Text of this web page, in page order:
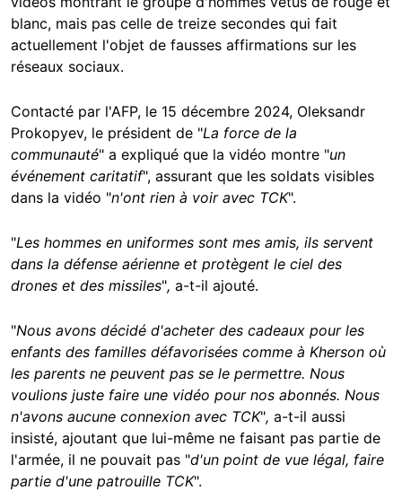
blanc, mais pas celle de treize secondes qui fait
actuellement l'objet de fausses affirmations sur les
réseaux sociaux.
Contacté par l'AFP, le 15 décembre 2024, Oleksandr
Prokopyev, le président de "La force de la
communauté" a expliqué que la vidéo montre "un
événement caritatif", assurant que les soldats visibles
dans la vidéo "n'ont rien à voir avec TCK".
"Les hommes en uniformes sont mes amis, ils servent
dans la défense aérienne et protègent le ciel des
drones et des missiles", a-t-il ajouté.
"Nous avons décidé d'acheter des cadeaux pour les
enfants des familles défavorisées comme à Kherson où
les parents ne peuvent pas se le permettre. Nous
voulions juste faire une vidéo pour nos abonnés. Nous
n'avons aucune connexion avec TCK", a-t-il aussi
insisté, ajoutant que lui-même ne faisant pas partie de
l'armée, il ne pouvait pas "d'un point de vue légal, faire
partie d'une patrouille TCK".